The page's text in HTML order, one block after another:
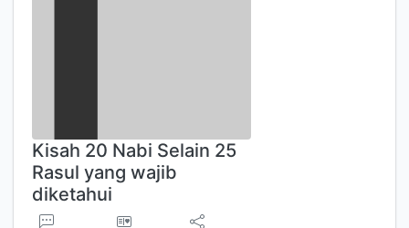
Kisah 20 Nabi Selain 25
Rasul yang wajib
diketahui